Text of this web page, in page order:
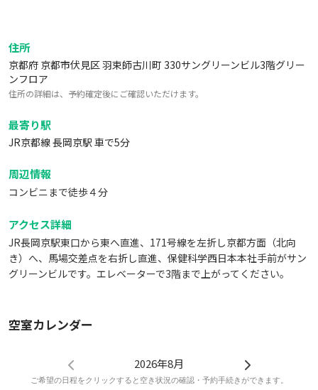
住所
京都府 京都市伏見区 羽束師古川町 330サングリーンビル3階グリー
ンフロア
住所の詳細は、予約確定後にご確認いただけます。
最寄り駅
JR京都線 長岡京駅 車で5分
周辺情報
コンビニまで徒歩４分
アクセス詳細
JR長岡京駅東口から東へ直進、171号線を左折し京都方面（北向
き）へ、馬場交差点を右折し直進、保健科学西日本本社手前がサン
グリーンビルです。エレベーターで3階まで上がってください。
空室カレンダー
2026年8月
ご希望の日程をクリックすると空き状況の確認・予約手続きができます。